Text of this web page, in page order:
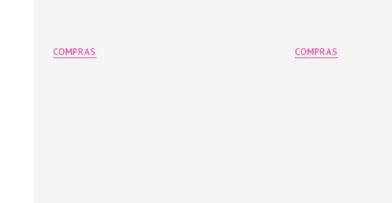
COMPRAS
COMPRAS